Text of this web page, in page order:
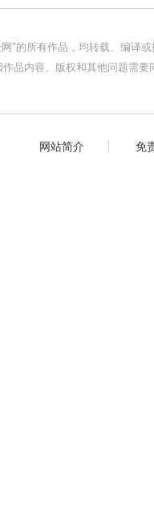
"的所有作品，均转载、编译
品内容、版权和其他问题需
网站简介 免